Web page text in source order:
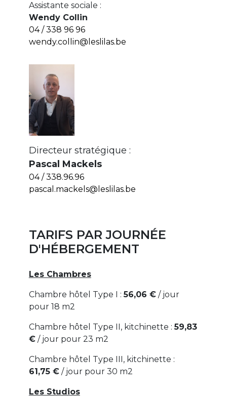
Assistante sociale :
Wendy Collin
04 / 338 96 96
wendy.collin@leslilas.be
Directeur stratégique :
Pascal Mackels
04 / 338.96.96
pascal.mackels@leslilas.be
TARIFS PAR JOURNÉE
D'HÉBERGEMENT
Les Chambres
Chambre hôtel Type I :56,06 €/ jour
pour 18 m2
Chambre hôtel Type II, kitchinette :59,83
€/ jour pour 23 m2
Chambre hôtel Type III, kitchinette :
61,75 €/ jour pour 30 m2
Les Studios